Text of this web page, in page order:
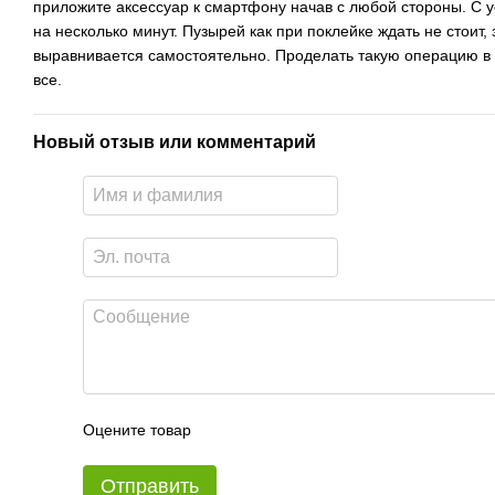
приложите аксессуар к смартфону начав с любой стороны. С
на несколько минут. Пузырей как при поклейке ждать не стоит,
выравнивается самостоятельно. Проделать такую операцию
все.
Новый отзыв или комментарий
Оцените товар
Отправить